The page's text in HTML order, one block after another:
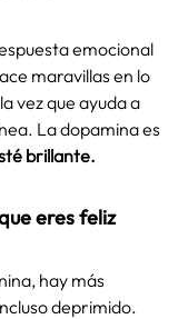
emocional
maravillas en lo
vez que ayuda a
La dopamina es
brillante.
eres feliz
hay más
deprimido.